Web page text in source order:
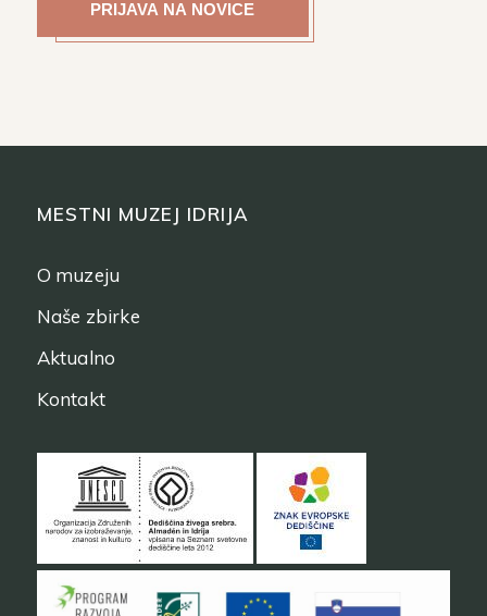
MESTNI MUZEJ IDRIJA
O muzeju
Naše zbirke
Aktualno
Kontakt